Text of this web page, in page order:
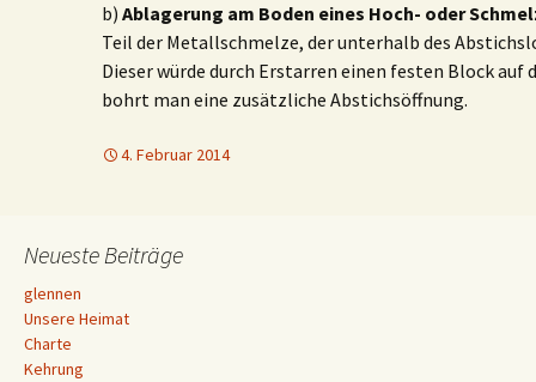
b) Ablagerung am Boden eines Hoch- oder
Teil der Metallschmelze, der unterhalb des
Dieser würde durch Erstarren einen festen Block auf
bohrt man eine zusätzliche Abstichsöffnung.
4. Februar 2014
Neueste Beiträge
glennen
Unsere Heimat
Charte
Kehrung